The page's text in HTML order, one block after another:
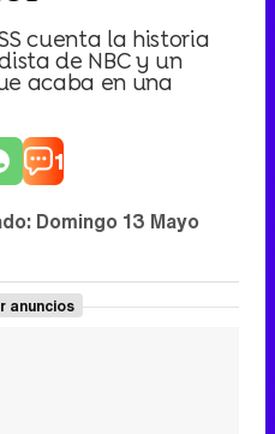
cuenta la historia
de NBC y un
acaba en una
1
Domingo 13 Mayo
anuncios